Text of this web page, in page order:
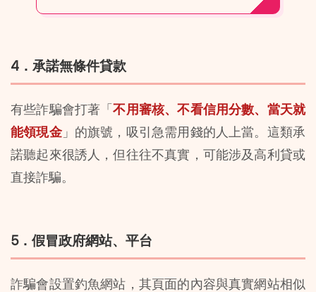
4．承諾無條件貸款
有些詐騙會打著「不用審核、不看信用分數、當天就
能領現金」的旗號，吸引急需用錢的人上當。這類承
諾聽起來很誘人，但往往不真實，可能涉及高利貸或
直接詐騙。
5．假冒政府網站、平台
詐騙會設置釣魚網站，其頁面的內容與真實網站相似